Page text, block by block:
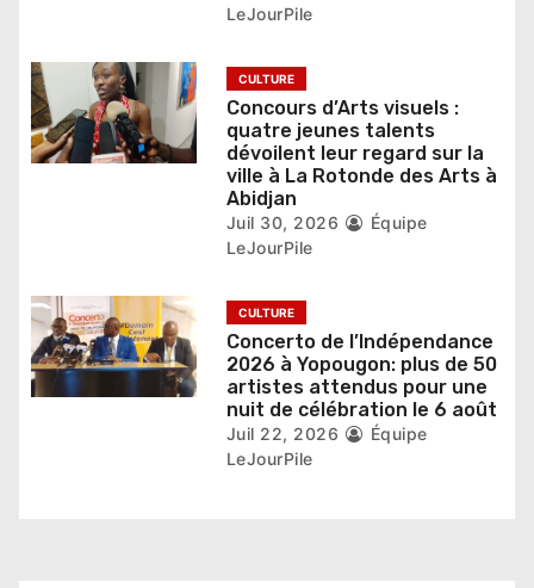
c
l
e
LeJourPile
CULTURE
Concours d’Arts visuels :
quatre jeunes talents
dévoilent leur regard sur la
ville à La Rotonde des Arts à
Abidjan
Juil 30, 2026
Équipe
LeJourPile
CULTURE
Concerto de l’Indépendance
2026 à Yopougon: plus de 50
artistes attendus pour une
nuit de célébration le 6 août
Juil 22, 2026
Équipe
LeJourPile